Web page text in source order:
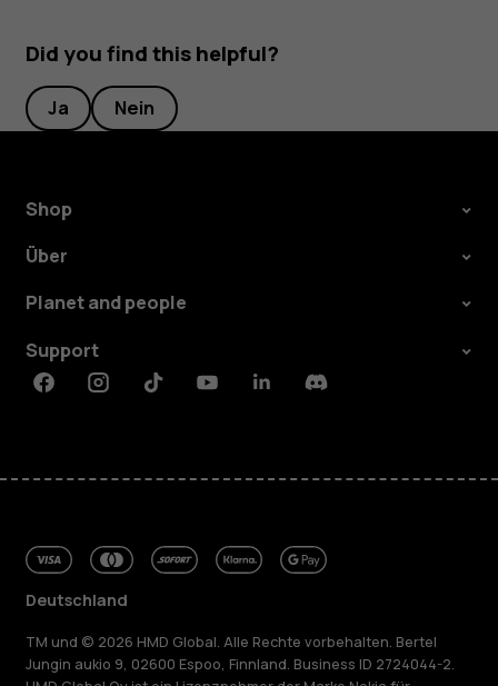
Did you find this helpful?
Ja Nein
Shop
Über
Planet and people
Support
FacebookInstagramTiktokYoutubeLinkedinDiscord
Deutschland
TM und © 2026 HMD Global. Alle Rechte vorbehalten. Bertel
Jungin aukio 9, 02600 Espoo, Finnland. Business ID 2724044-2.